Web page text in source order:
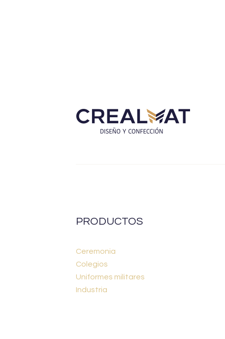
PRODUCTOS
Ceremonia
Colegios
Uniformes militares
Industria